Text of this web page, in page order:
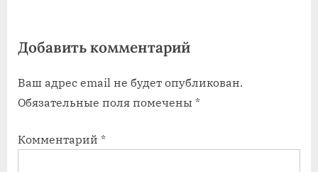
з
п
и
ь
з
п
и
Добавить комментарий
Ваш адрес email не будет опубликован.
Обязательные поля помечены *
Комментарий *